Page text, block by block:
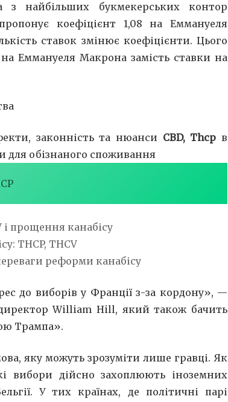
найбільших букмекерських контор
коефіцієнт 1,08 на Еммануеля
ставок змінює коефіцієнти. Цього
Еммануеля Макрона замість ставки на
законність та нюанси CBD, Thcp в
для обізнаного споживання
і прощення канабісу
THCP, THCV
реформи канабісу
до виборів у Франції з-за кордону», —
William Hill, який також бачить
Трампа».
яку можуть зрозуміти лише гравці. Як
вибори дійсно захоплюють іноземних
У тих країнах, де політичні парі